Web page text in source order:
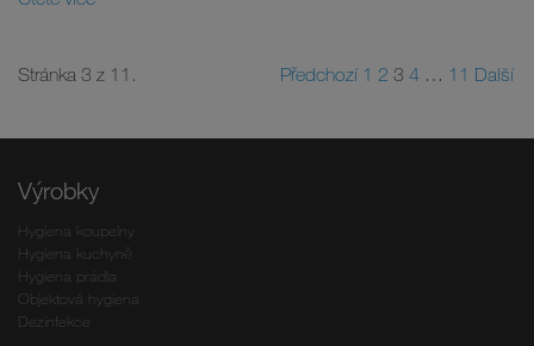
Stránka 3 z 11. Předchozí 1 2 3 4 … 11 Další
Výrobky
Hygiena koupelny
Hygiena kuchyně
Hygiena prádla
Objektová hygiena
Dezinfekce